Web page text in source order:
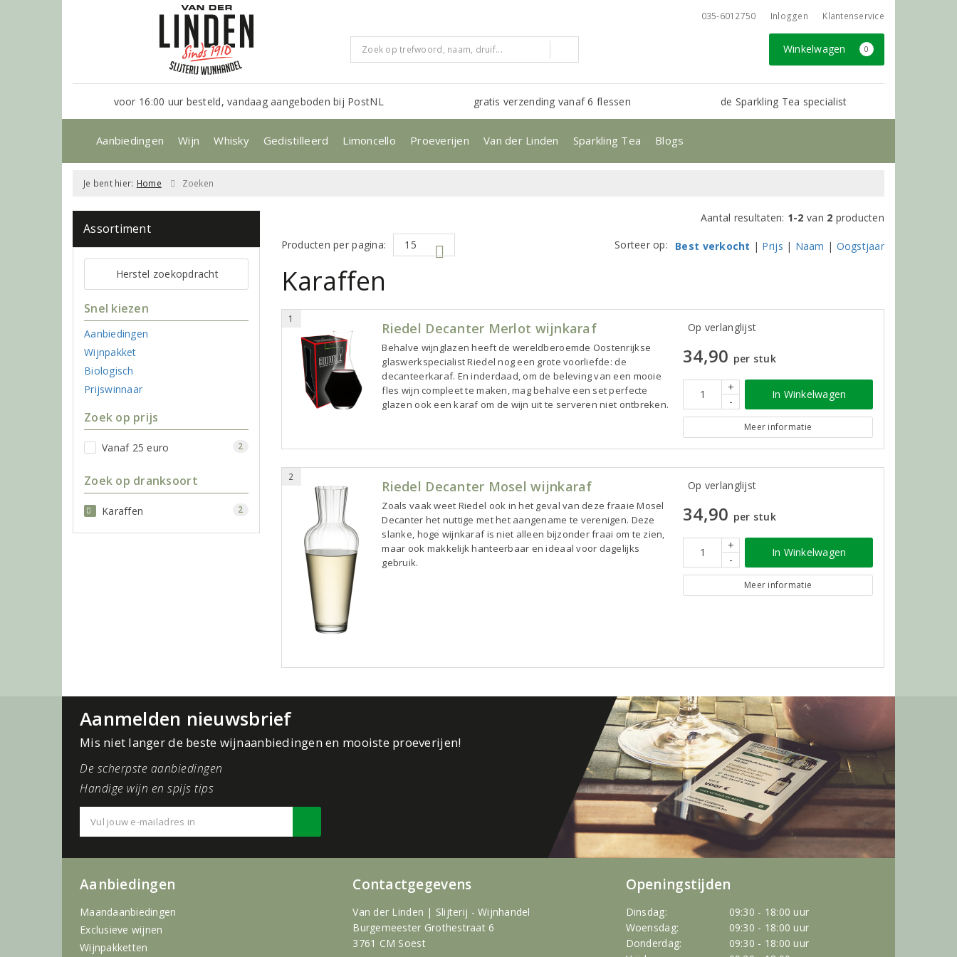
035-6012750 Inloggen Klantenservice
Winkelwagen 0
voor 16:00 uur besteld, vandaag aangeboden bij PostNL gratis verzending vanaf 6 flessen de Sparkling Tea specialist
Aanbiedingen Wijn Whisky Gedistilleerd Limoncello Proeverijen Van der Linden Sparkling Tea Blogs
Je bent hier: Home Zoeken
Assortiment
Herstel zoekopdracht
Snel kiezen
Aanbiedingen
Wijnpakket
Biologisch
Prijswinnaar
Zoek op prijs
Vanaf 25 euro 2
Zoek op dranksoort
Karaffen 2
Aantal resultaten: 1-2 van 2 producten
Producten per pagina:
Sorteer op: Best verkocht | Prijs | Naam | Oogstjaar
Karaffen
1
Riedel Decanter Merlot wijnkaraf
Behalve wijnglazen heeft de wereldberoemde Oostenrijkse
glaswerkspecialist Riedel nog een grote voorliefde: de
decanteerkaraf. En inderdaad, om de beleving van een mooie
fles wijn compleet te maken, mag behalve een set perfecte
glazen ook een karaf om de wijn uit te serveren niet ontbreken.
Op verlanglijst
34,90 per stuk
+
-
In Winkelwagen
Meer informatie
2
Riedel Decanter Mosel wijnkaraf
Zoals vaak weet Riedel ook in het geval van deze fraaie Mosel
Decanter het nuttige met het aangename te verenigen. Deze
slanke, hoge wijnkaraf is niet alleen bijzonder fraai om te zien,
maar ook makkelijk hanteerbaar en ideaal voor dagelijks
gebruik.
Op verlanglijst
34,90 per stuk
+
-
In Winkelwagen
Meer informatie
Aanmelden nieuwsbrief
Mis niet langer de beste wijnaanbiedingen en mooiste proeverijen!
De scherpste aanbiedingen
Handige wijn en spijs tips
Aanbiedingen
Maandaanbiedingen
Exclusieve wijnen
Wijnpakketten
Contactgegevens
Van der Linden | Slijterij - Wijnhandel
Burgemeester Grothestraat 6
3761 CM Soest
Openingstijden
Dinsdag:
09:30 - 18:00 uur
Woensdag:
09:30 - 18:00 uur
Donderdag:
09:30 - 18:00 uur